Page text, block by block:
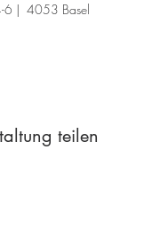
6 |  4053 Basel
teilen